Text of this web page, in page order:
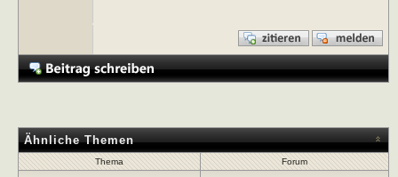
Ähnliche Themen
Thema
Forum